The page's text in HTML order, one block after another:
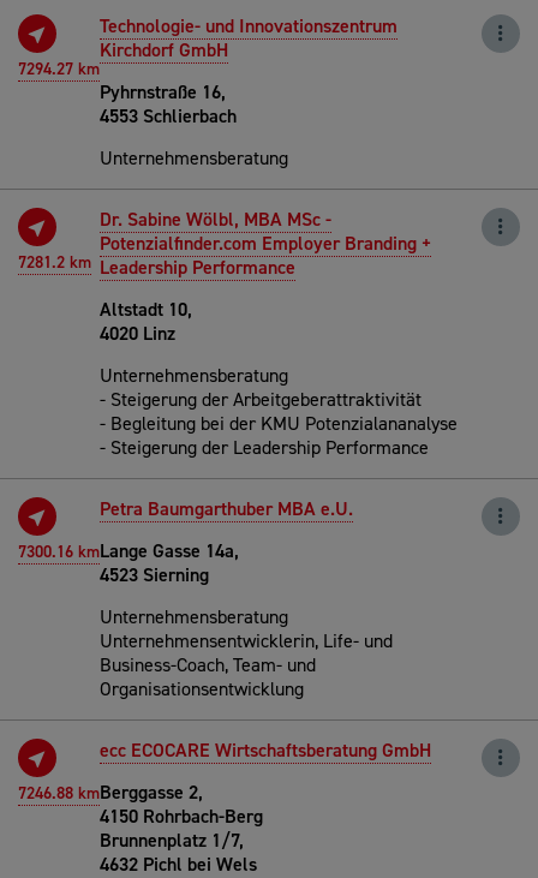
7294.27 km
Technologie- und Innovationszentrum
Kirchdorf GmbH
Pyhrnstraße 16,
4553 Schlierbach
Unternehmensberatung
7281.2 km
Dr. Sabine Wölbl, MBA MSc -
Potenzialfinder.com Employer Branding +
Leadership Performance
Altstadt 10,
4020 Linz
Unternehmensberatung
- Steigerung der Arbeitgeberattraktivität
- Begleitung bei der KMU Potenzialananalyse
- Steigerung der Leadership Performance
7300.16 km
Petra Baumgarthuber MBA e.U.
Lange Gasse 14a,
4523 Sierning
Unternehmensberatung
Unternehmensentwicklerin, Life- und
Business-Coach, Team- und
Organisationsentwicklung
7246.88 km
ecc ECOCARE Wirtschaftsberatung GmbH
Berggasse 2,
4150 Rohrbach-Berg
Brunnenplatz 1/7,
4632 Pichl bei Wels